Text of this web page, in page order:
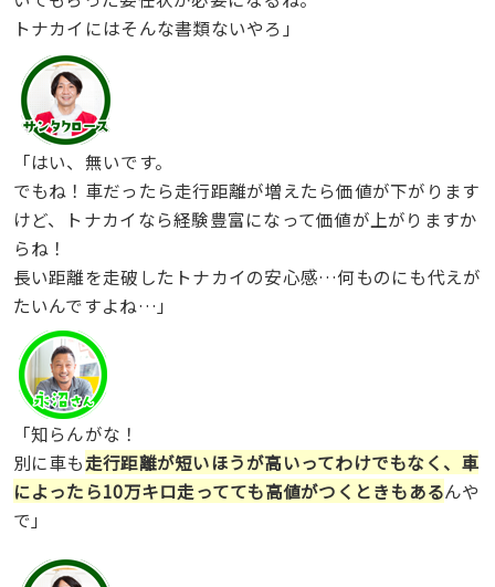
トナカイにはそんな書類ないやろ」
「はい、無いです。
でもね！車だったら走行距離が増えたら価値が下がります
けど、トナカイなら経験豊富になって価値が上がりますか
らね！
長い距離を走破したトナカイの安心感…何ものにも代えが
たいんですよね…」
「知らんがな！
別に車も走行距離が短いほうが高いってわけでもなく、車
によったら10万キロ走ってても高値がつくときもあるんや
で」